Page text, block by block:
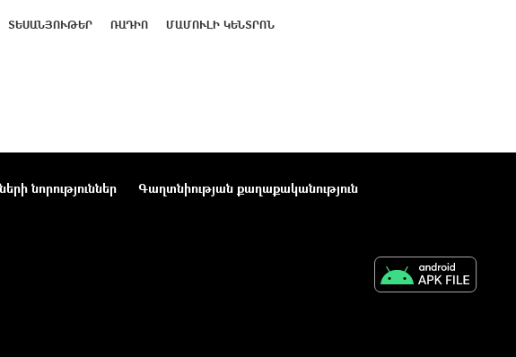
ՏԵՍԱՆՅՈՒԹԵՐ ՌԱԴԻՈ ՄԱՄՈՒԼԻ ԿԵՆՏՐՈՆ
նորություններ
Գաղտնիության քաղաքականություն